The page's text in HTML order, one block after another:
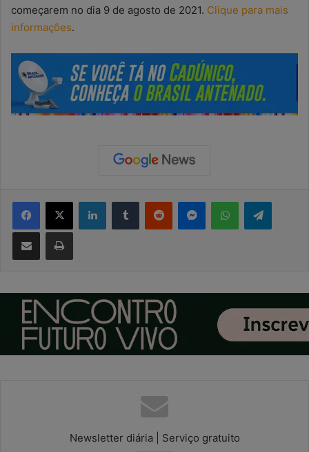
começarem no dia 9 de agosto de 2021. Clique para mais
informações.
Newsletter diária | Serviço gratuito